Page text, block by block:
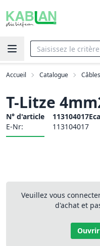
Accueil Catalogue
T-Litze
N° d'article
113104017Eca
E-Nr:
113104017
Veuillez vous
d'achat et